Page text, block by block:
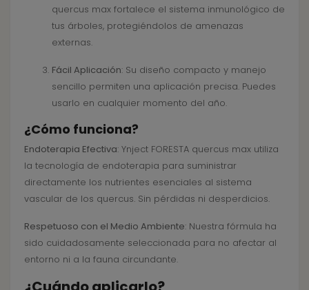
quercus max fortalece el sistema inmunológico de
tus árboles, protegiéndolos de amenazas
externas.
Fácil Aplicación: Su diseño compacto y manejo
sencillo permiten una aplicación precisa. Puedes
usarlo en cualquier momento del año.
¿Cómo funciona?
Endoterapia Efectiva: Ynject FORESTA quercus max utiliza
la tecnología de endoterapia para suministrar
directamente los nutrientes esenciales al sistema
vascular de los quercus. Sin pérdidas ni desperdicios.
Respetuoso con el Medio Ambiente: Nuestra fórmula ha
sido cuidadosamente seleccionada para no afectar al
entorno ni a la fauna circundante.